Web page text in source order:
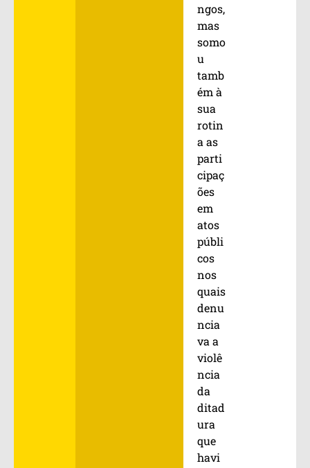
ngos,
mas
somo
u
tamb
ém à
sua
rotin
a as
parti
cipaç
ões
em
atos
públi
cos
nos
quais
denu
ncia
va a
violê
ncia
da
ditad
ura
que
havi